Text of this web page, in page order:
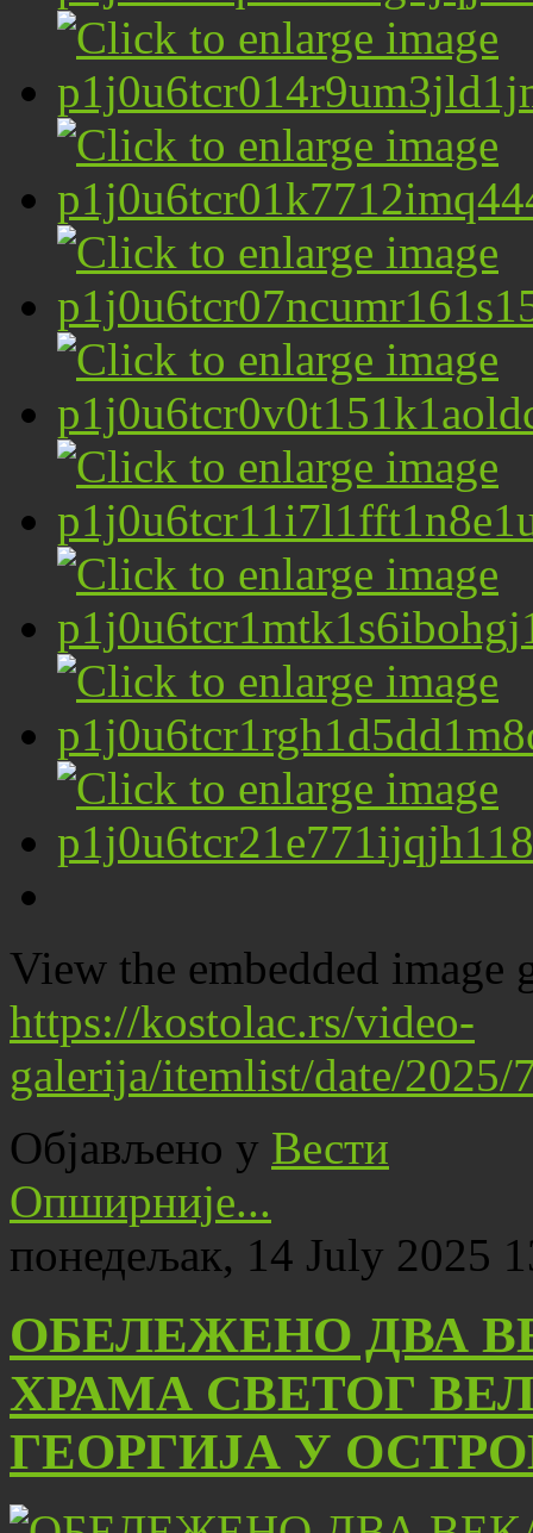
View the embedded image
https://kostolac.rs/video-
galerija/itemlist/date/
Објављено у Вести
Опширније...
понедељак, 14 July 2025
ОБЕЛЕЖЕНО ДВА
ХРАМА СВЕТОГ
ГЕОРГИЈА У